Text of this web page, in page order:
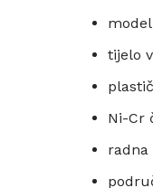
tijelo
Ni-Cr
radna